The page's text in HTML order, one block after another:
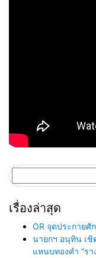
สำหรับ:
เรื่องล่าสุด
OR จุดประกายศั
นายกฯ อนุทิน เ
แหนบทองคำ “รา